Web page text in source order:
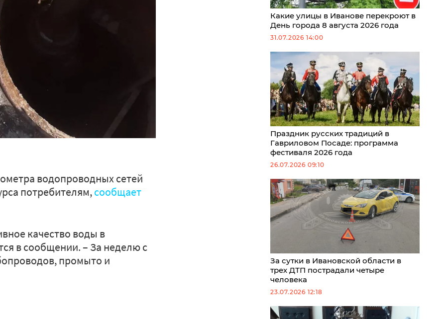
водопроводных сетей
потребителям,сообщает
качество воды в
в сообщении. – За неделю с
промыто и
Какие улицы в Иванове перекроют в
День города 8 августа 2026 года
31.07.2026 14:00
Праздник русских традиций в
Гавриловом Посаде: программа
фестиваля 2026 года
26.07.2026 09:10
За сутки в Ивановской области в
трех ДТП пострадали четыре
человека
23.07.2026 12:18